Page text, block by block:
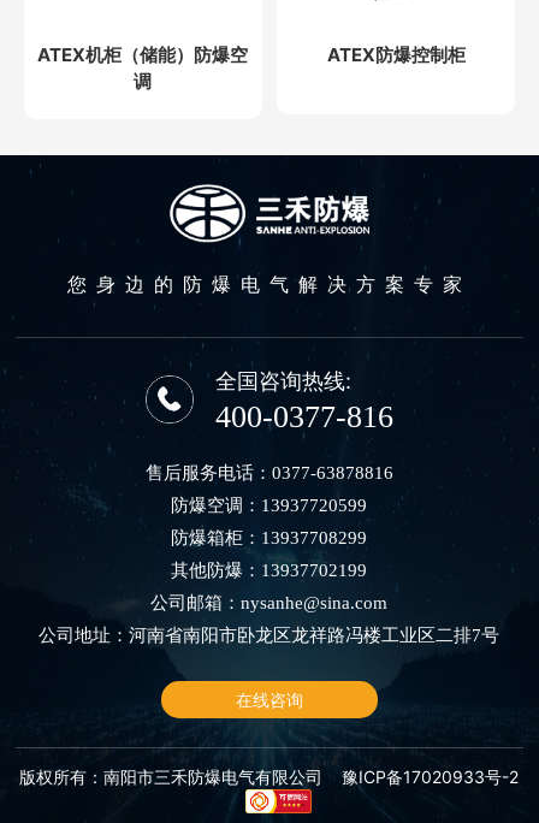
ATEX机柜（储能）防爆空
调
ATEX防爆控制柜
您身边的防爆电气解决方案专家
全国咨询热线:
400-0377-816
售后服务电话： 0377-63878816
防爆空调： 13937720599
防爆箱柜： 13937708299
其他防爆： 13937702199
公司邮箱：nysanhe@sina.com
公司地址：河南省南阳市卧龙区龙祥路冯楼工业区二排7号
在线咨询
版权所有：南阳市三禾防爆电气有限公司 豫ICP备17020933号-2